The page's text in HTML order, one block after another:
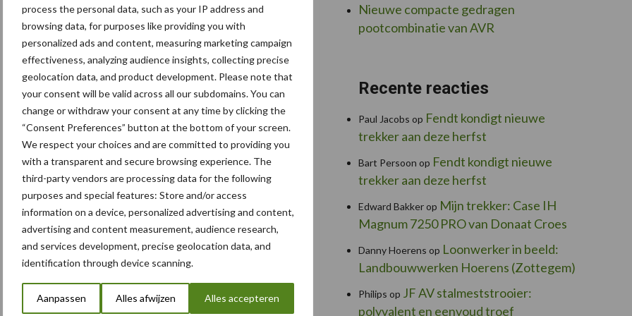
process the personal data, such as your IP address and
browsing data, for purposes like providing you with
personalized ads and content, measuring marketing campaign
effectiveness, analyzing audience insights, collecting precise
geolocation data, and product development. Please note that
your consent will be valid across all our subdomains. You can
change or withdraw your consent at any time by clicking the
“Consent Preferences” button at the bottom of your screen.
We respect your choices and are committed to providing you
with a transparent and secure browsing experience. The
third-party vendors are processing data for the following
purposes and special features: Store and/or access
information on a device, personalized advertising and content,
advertising and content measurement, audience research,
and services development, precise geolocation data, and
identification through device scanning.
Aanpassen Alles afwijzen Alles accepteren
Nieuwe compacte gedragen
pootcombinatie van AVR
Recente reacties
Paul Jacobs op Fendt kondigt nieuwe
trekker aan deze herfst
Bart Persoon op Fendt kondigt nieuwe
trekker aan deze herfst
Edward Bakkerop Mijn trekker: Case IH
Magnum 7250 PRO van Donaat Croes
Danny Hoerens op Loonwerker in beeld:
Landbouwwerken Hoerens (Zottegem)
Philips op JF AV stalmeststrooier:
polyvalent en eenvoud troef